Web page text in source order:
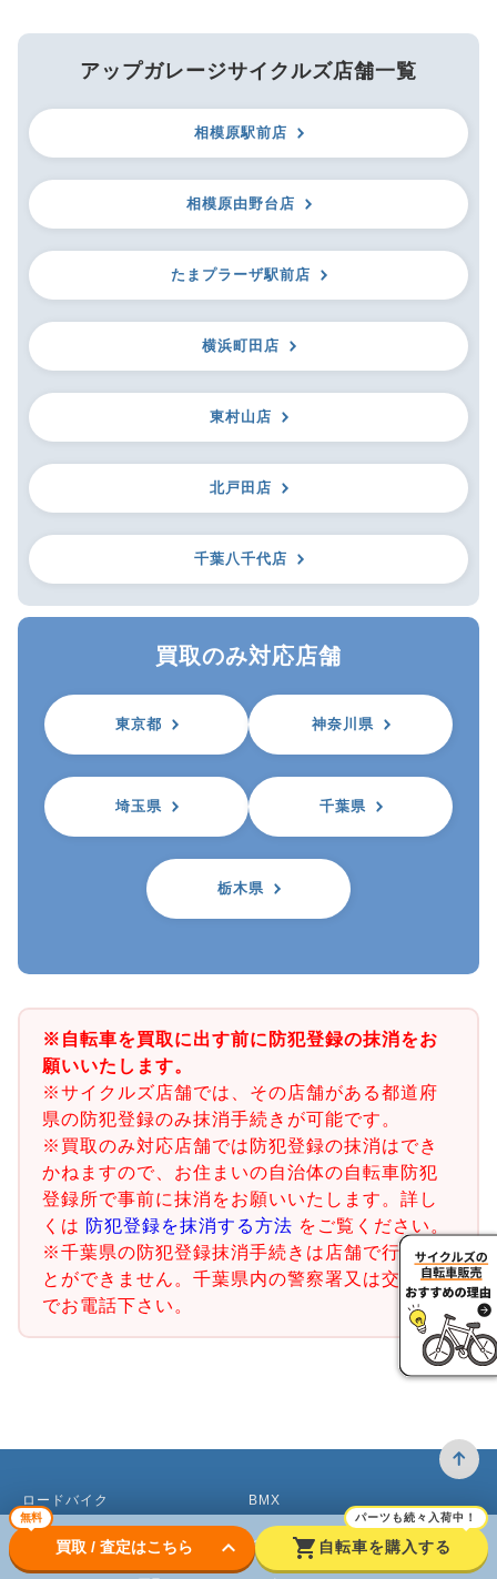
アップガレージサイクルズ店舗一覧
相模原駅前店
相模原由野台店
たまプラーザ駅前店
横浜町田店
東村山店
北戸田店
千葉八千代店
買取のみ対応店舗
東京都 神奈川県
埼玉県 千葉県
栃木県
※自転車を買取に出す前に防犯登録の抹消をお
願いいたします。
※サイクルズ店舗では、その店舗がある都道府
県の防犯登録のみ抹消手続きが可能です。
※買取のみ対応店舗では防犯登録の抹消はでき
かねますので、お住まいの自治体の自転車防犯
登録所で事前に抹消をお願いいたします。詳し
くは 防犯登録を抹消する方法 をご覧ください。
※千葉県の防犯登録抹消手続きは店舗で行うこ
とができません。千葉県内の警察署又は交番ま
でお電話下さい。
無料
買取 / 査定はこちら keyboard_arrow_down shopping_cart
パーツも続々入荷中！
自転車を購入する
ロードバイク
クロスバイク買取
BMX
ピストバイク